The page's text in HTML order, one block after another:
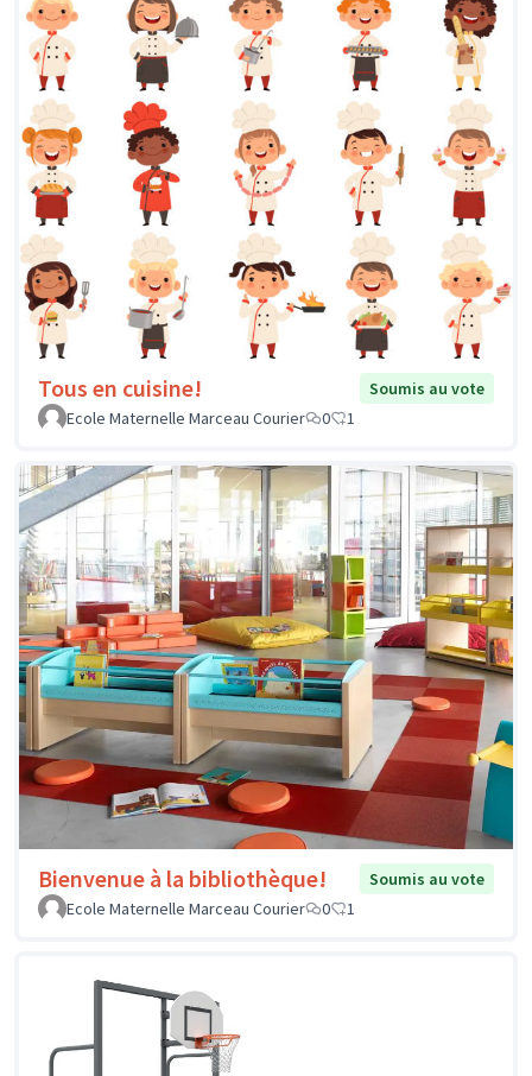
Tous en cuisine!
Soumis au vote
Ecole Maternelle Marceau Courier
0 1
Bienvenue à la bibliothèque!
Soumis au vote
Ecole Maternelle Marceau Courier
0 1